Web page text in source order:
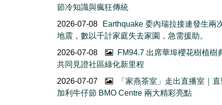
節冷知識與瘋狂傳統
2026-07-08
Earthquake 委內瑞拉接連發生兩
地震，數以千計家庭失去家園，急需援助。
2026-07-08
FM94.7 出席華埠櫻花樹植
共同見證社區綠化新里程
2026-07-07
「家燕茶室」走出直播室｜
加利牛仔節 BMO Centre 兩大精彩亮點